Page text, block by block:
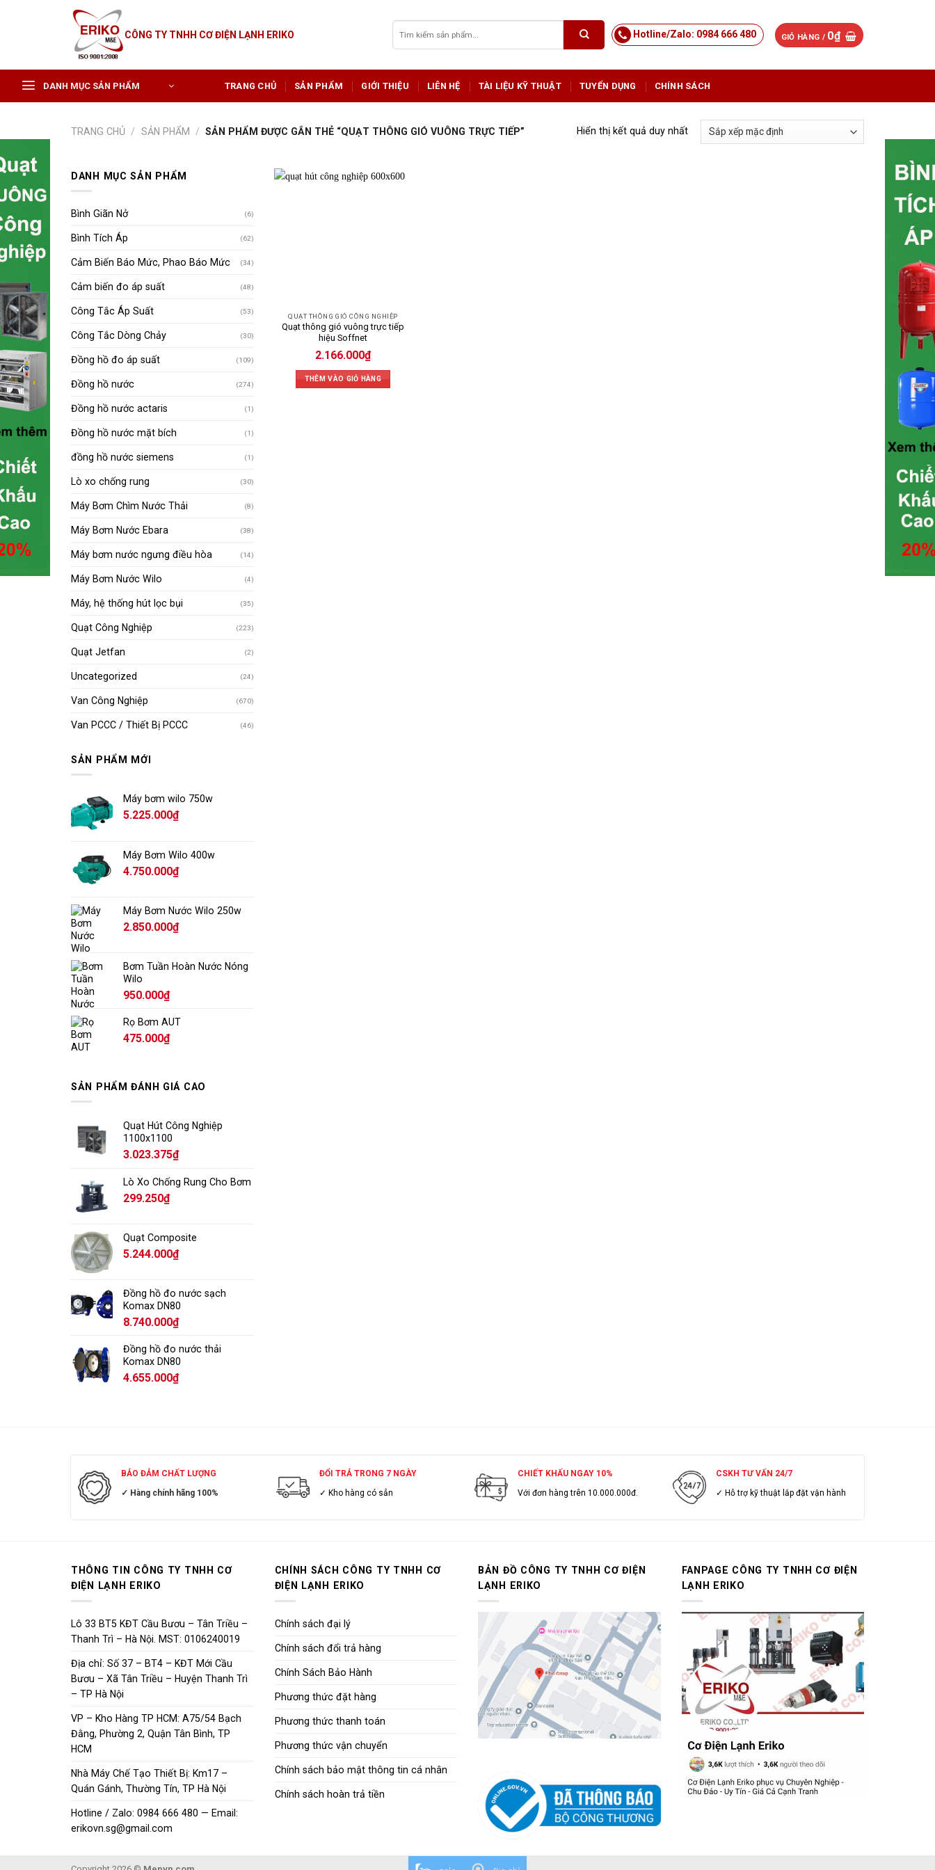
CÔNG TY TNHH CƠ ĐIỆN LẠNH ERIKO
kiếm:
Hotline/Zalo: 0984 666 480 GIỎ HÀNG / 0₫
DANH MỤC SẢN PHẨM TRANG CHỦ SẢN PHẨM GIỚI THIỆU LIÊN HỆ TÀI LIỆU KỸ THUẬT TUYỂN DỤNG CHÍNH SÁCH
TRANG CHỦ / SẢN PHẨM / SẢN PHẨM ĐƯỢC GẮN THẺ “QUẠT THÔNG GIÓ VUÔNG TRỰC TIẾP” Hiển thị kết quả duy nhất
DANH MỤC SẢN PHẨM
Bình Giãn Nở (6)
Bình Tích Áp (62)
Cảm Biến Báo Mức, Phao Báo Mức (34)
Cảm biến đo áp suất (48)
Công Tắc Áp Suất (53)
Công Tắc Dòng Chảy (30)
Đồng hồ đo áp suất (109)
Đồng hồ nước (274)
Đồng hồ nước actaris (1)
Đồng hồ nước mặt bích (1)
đồng hồ nước siemens (1)
Lò xo chống rung (30)
Máy Bơm Chìm Nước Thải (8)
Máy Bơm Nước Ebara (38)
Máy bơm nước ngưng điều hòa (14)
Máy Bơm Nước Wilo (4)
Máy, hệ thống hút lọc bụi (35)
Quạt Công Nghiệp (223)
Quạt Jetfan (2)
Uncategorized (24)
Van Công Nghiệp (670)
Van PCCC / Thiết Bị PCCC (46)
SẢN PHẨM MỚI
Máy bơm wilo 750w
5.225.000₫
Máy Bơm Wilo 400w
4.750.000₫
Máy Bơm Nước Wilo 250w
2.850.000₫
Bơm Tuần Hoàn Nước Nóng
Wilo
950.000₫
Rọ Bơm AUT
475.000₫
SẢN PHẨM ĐÁNH GIÁ CAO
Quạt Hút Công Nghiệp
1100x1100
3.023.375₫
Lò Xo Chống Rung Cho Bơm
299.250₫
Quạt Composite
5.244.000₫
Đồng hồ đo nước sạch
Komax DN80
8.740.000₫
Đồng hồ đo nước thải
Komax DN80
4.655.000₫
QUẠT THÔNG GIÓ CÔNG NGHIỆP
Quạt thông gió vuông trực tiếp
hiệu Soffnet
2.166.000₫
THÊM VÀO GIỎ HÀNG
BẢO ĐẢM CHẤT LƯỢNG
✓ Hàng chính hãng 100%
ĐỔI TRẢ TRONG 7 NGÀY
✓ Kho hàng có sẳn
CHIẾT KHẤU NGAY 10%
Với đơn hàng trên 10.000.000đ.
CSKH TƯ VẤN 24/7
✓ Hỗ trợ kỹ thuật lắp đặt vận hành
THÔNG TIN CÔNG TY TNHH CƠ
ĐIỆN LẠNH ERIKO
Lô 33 BT5 KĐT Cầu Bươu – Tân Triều –
Thanh Trì – Hà Nội. MST: 0106240019
Địa chỉ: Số 37 – BT4 – KĐT Mới Cầu
Bươu – Xã Tân Triều – Huyện Thanh Trì
– TP Hà Nội
VP – Kho Hàng TP HCM: A75/54 Bạch
Đằng, Phường 2, Quận Tân Bình, TP
HCM
Nhà Máy Chế Tạo Thiết Bị: Km17 –
Quán Gánh, Thường Tín, TP Hà Nội
Hotline / Zalo: 0984 666 480 — Email:
erikovn.sg@gmail.com
CHÍNH SÁCH CÔNG TY TNHH CƠ
ĐIỆN LẠNH ERIKO
Chính sách đại lý
Chính sách đổi trả hàng
Chính Sách Bảo Hành
Phương thức đặt hàng
Phương thức thanh toán
Phương thức vận chuyển
Chính sách bảo mật thông tin cá nhân
Chính sách hoàn trả tiền
BẢN ĐỒ CÔNG TY TNHH CƠ ĐIỆN
LẠNH ERIKO
FANPAGE CÔNG TY TNHH CƠ ĐIỆN
LẠNH ERIKO